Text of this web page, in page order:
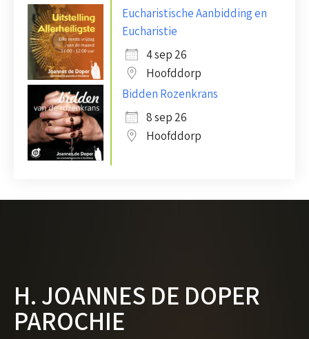
Eucharistische Aanbidding en
Eucharistie
4 sep 26
Hoofddorp
Bidden Rozenkrans
8 sep 26
Hoofddorp
H. JOANNES DE DOPER
PAROCHIE